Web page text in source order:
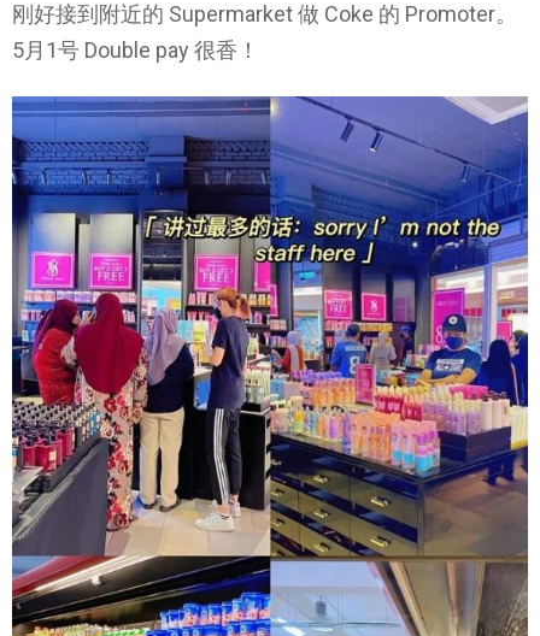
刚好接到附近的 Supermarket 做 Coke 的 Promoter。
5月1号 Double pay 很香！